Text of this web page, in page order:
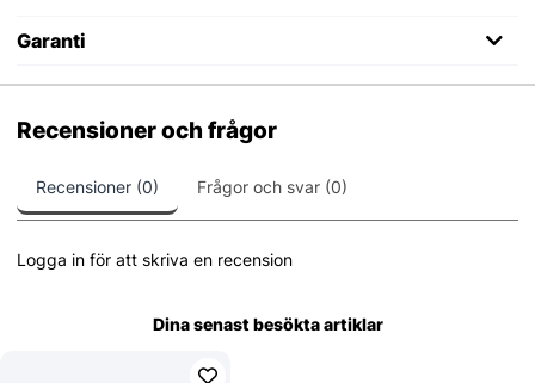
Garanti
Recensioner och frågor
Recensioner (0) Frågor och svar (0)
Logga in för att skriva en recension
Dina senast besökta artiklar